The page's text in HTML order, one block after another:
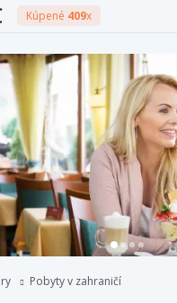
Kúpené 409x
Pobyty v zahraničí